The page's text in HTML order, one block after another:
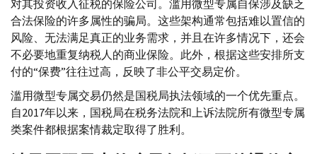
对其投资收入征税的保险公司。滥用微型专属自保涉及缺乏
合法保险的许多属性的骗局。这些架构通常包括难以置信的
风险、无法满足真正的业务需求，并且在许多情况下，还会
不必要地重复纳税人的商业保险。此外，根据这些安排所支
付的“保费”往往过高，反映了非公平交易定价。
滥用微型专属交易仍然是国税局执法领域的一个优先重点。
自2017年以来，国税局在税务法院和上诉法院所有微型专属
类案件都根据案情裁定取得了胜利。